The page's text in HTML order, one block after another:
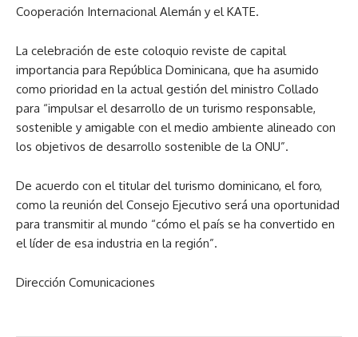
Cooperación Internacional Alemán y el KATE.
La celebración de este coloquio reviste de capital
importancia para República Dominicana, que ha asumido
como prioridad en la actual gestión del ministro Collado
para “impulsar el desarrollo de un turismo responsable,
sostenible y amigable con el medio ambiente alineado con
los objetivos de desarrollo sostenible de la ONU”.
De acuerdo con el titular del turismo dominicano, el foro,
como la reunión del Consejo Ejecutivo será una oportunidad
para transmitir al mundo “cómo el país se ha convertido en
el líder de esa industria en la región”.
Dirección Comunicaciones